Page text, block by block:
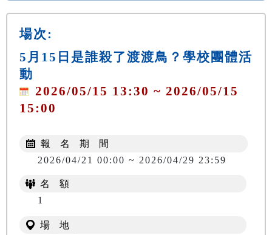
場次:
5月15日是誰殺了渡渡鳥？學校團體活
動
2026/05/15 13:30 ~ 2026/05/15
15:00
報 名 期 間
2026/04/21 00:00 ~ 2026/04/29 23:59
名 額
1
場 地